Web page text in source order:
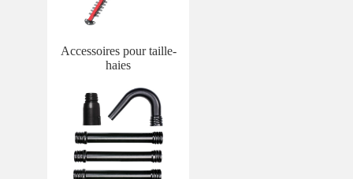
Accessoires pour taille-
haies